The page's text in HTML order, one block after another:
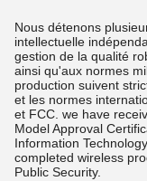
Nous détenons
intellectuelle
gestion de la qualité
ainsi qu'aux normes
production suivent
et les normes
et FCC. we have
Model Approval
Information
completed wireless
Public Security.